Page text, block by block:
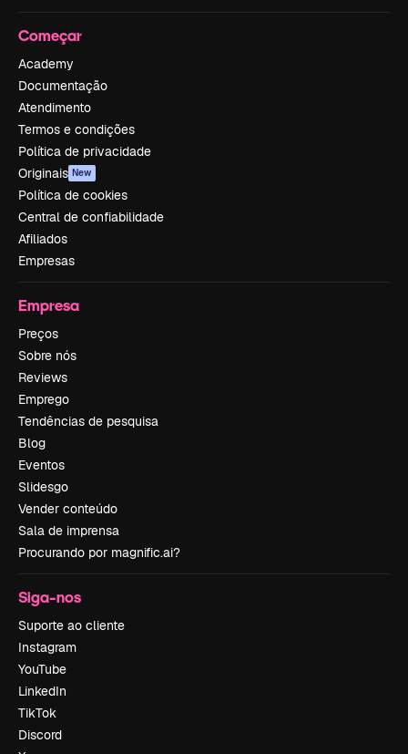
Começar
Academy
Documentação
Atendimento
Termos e condições
Política de privacidade
Originais New
Política de cookies
Central de confiabilidade
Afiliados
Empresas
Empresa
Preços
Sobre nós
Reviews
Emprego
Tendências de pesquisa
Blog
Eventos
Slidesgo
Vender conteúdo
Sala de imprensa
Procurando por magnific.ai?
Siga-nos
Suporte ao cliente
Instagram
YouTube
LinkedIn
TikTok
Discord